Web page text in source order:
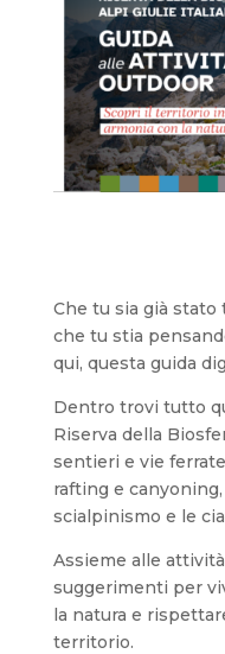
Che tu sia già stato
che tu stia
qui, questa guida
Dentro trovi tutto
Riserva della
sentieri e vie
rafting e
scialpinismo e le
Assieme alle
suggerimenti per
la natura e
territorio.